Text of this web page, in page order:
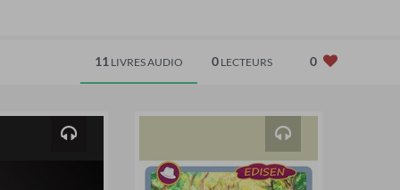
11 LIVRES AUDIO 0 LECTEURS 0